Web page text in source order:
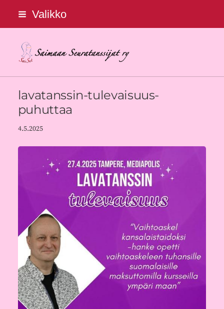
Siirry
sivun
sisältöön
Valikko
Saimaan Seuratanssijat ry
lavatanssin-tulevaisuus-
puhuttaa
4.5.2025